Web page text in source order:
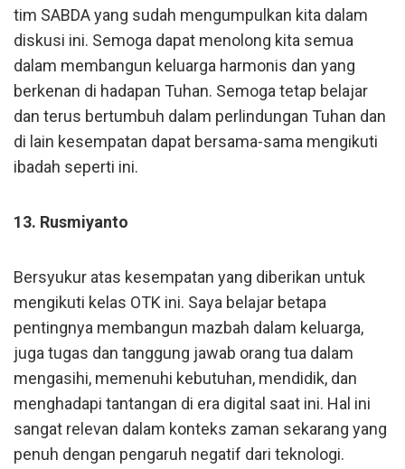
tim SABDA yang sudah mengumpulkan kita dalam
diskusi ini. Semoga dapat menolong kita semua
dalam membangun keluarga harmonis dan yang
berkenan di hadapan Tuhan. Semoga tetap belajar
dan terus bertumbuh dalam perlindungan Tuhan dan
di lain kesempatan dapat bersama-sama mengikuti
ibadah seperti ini.
13. Rusmiyanto
Bersyukur atas kesempatan yang diberikan untuk
mengikuti kelas OTK ini. Saya belajar betapa
pentingnya membangun mazbah dalam keluarga,
juga tugas dan tanggung jawab orang tua dalam
mengasihi, memenuhi kebutuhan, mendidik, dan
menghadapi tantangan di era digital saat ini. Hal ini
sangat relevan dalam konteks zaman sekarang yang
penuh dengan pengaruh negatif dari teknologi.